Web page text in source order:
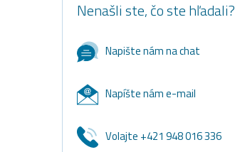
Nenašli ste, čo ste hľadali?
Napište nám na chat
Napíšte nám e-mail
Volajte +421 948 016 336